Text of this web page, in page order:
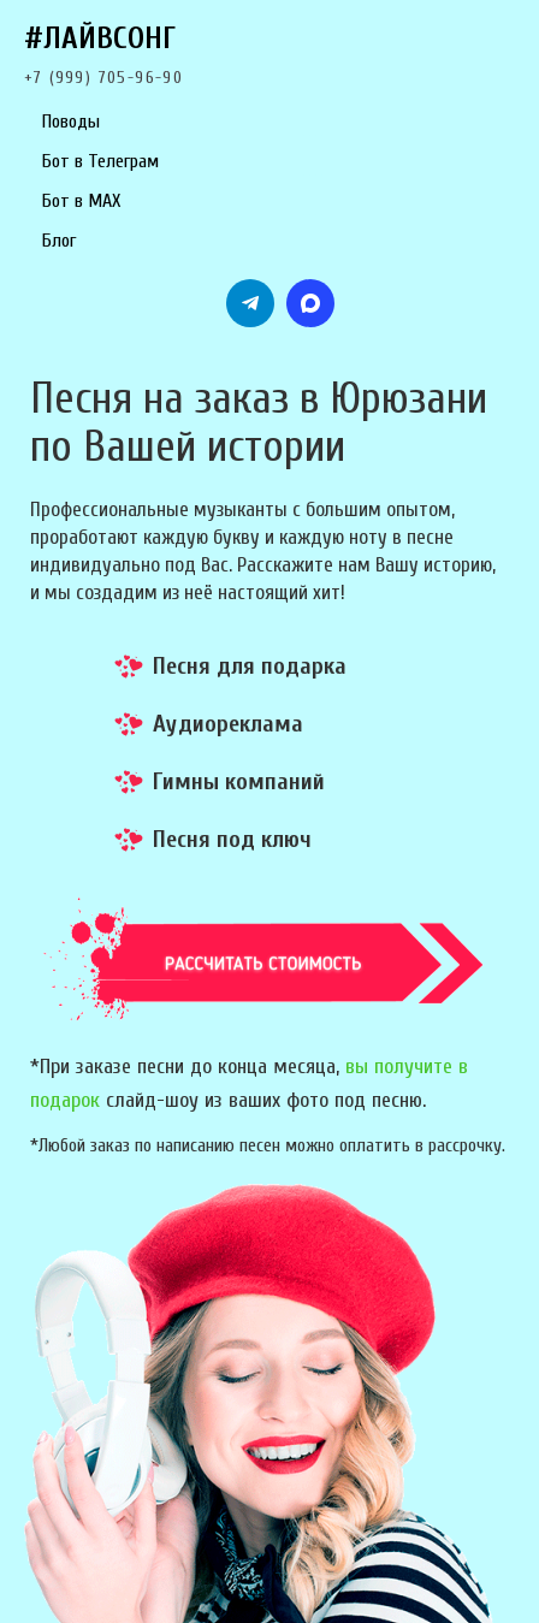
#ЛАЙВСОНГ
+7 (999) 705-96-90
Поводы
Бот в Телеграм
Бот в MAX
Блог
Песня на заказ в Юрюзани
по Вашей истории
Профессиональные музыканты с большим опытом,
проработают каждую букву и каждую ноту в песне
индивидуально под Вас. Расскажите нам Вашу историю,
и мы создадим из неё настоящий хит!
Песня для подарка
Аудиореклама
Гимны компаний
Песня под ключ
*При заказе песни до конца месяца, вы получите в
подарок слайд-шоу из ваших фото под песню.
*Любой заказ по написанию песен можно оплатить в рассрочку.